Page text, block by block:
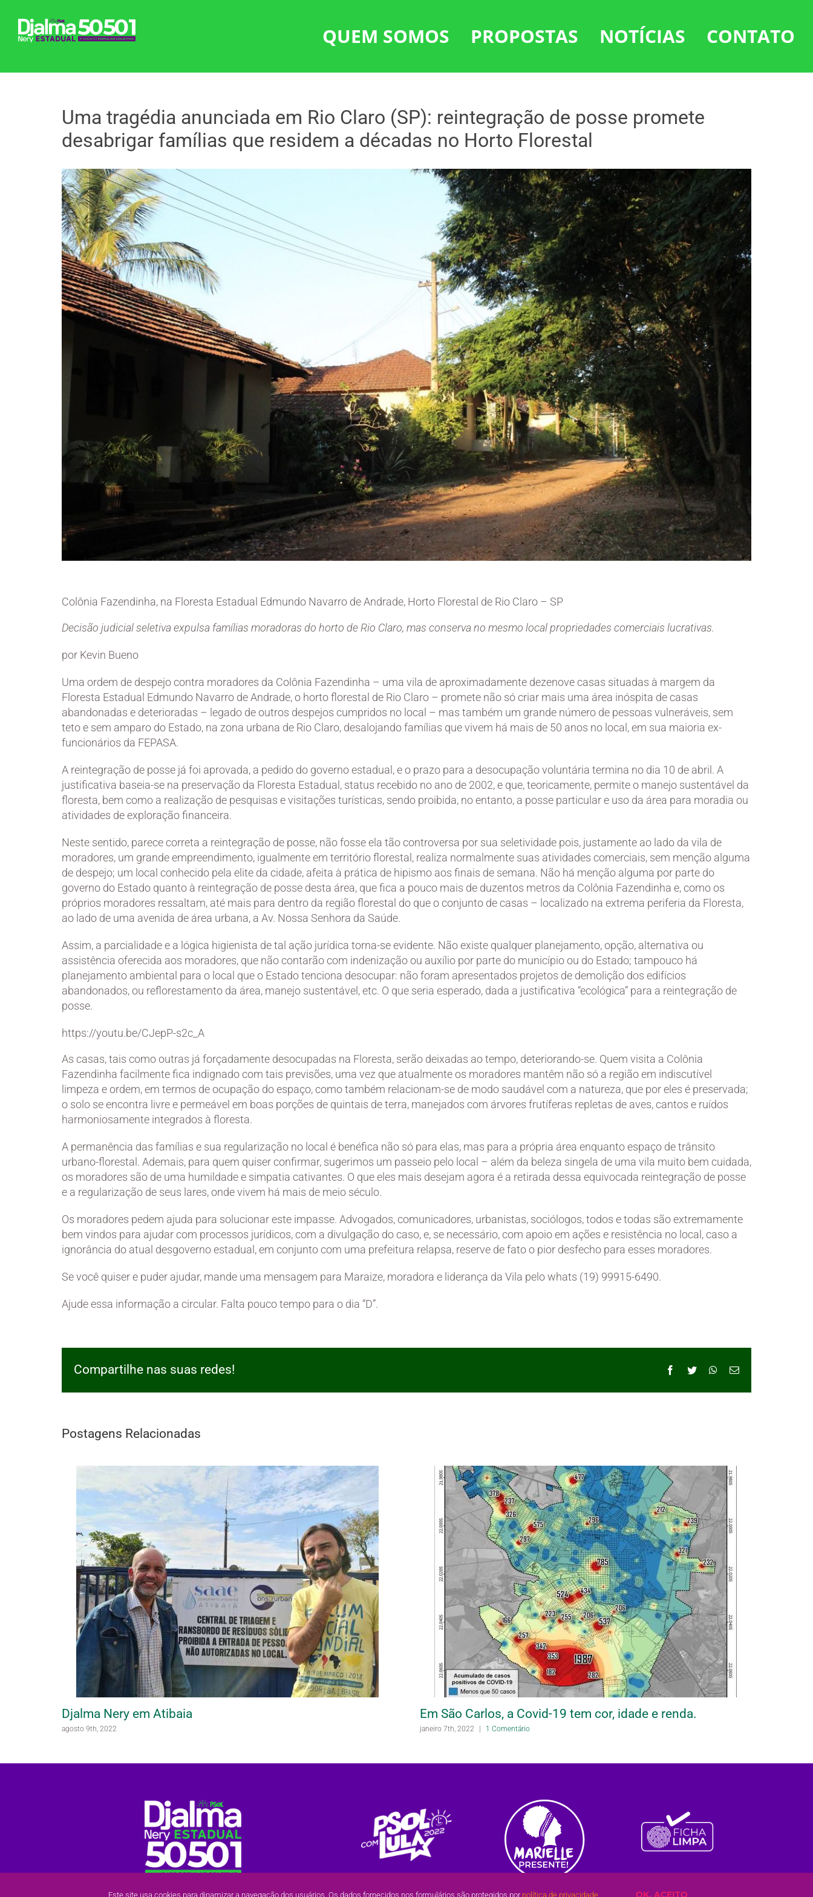
para
QUEM SOMOS PROPOSTAS NOTÍCIAS CONTATO
Uma tragédia anunciada em Rio Claro (SP): reintegração de posse promete
desabrigar famílias que residem a décadas no Horto Florestal
View
Larger
Image
Colônia Fazendinha, na Floresta Estadual Edmundo Navarro de Andrade, Horto Florestal de Rio Claro – SP
Decisão judicial seletiva expulsa famílias moradoras do horto de Rio Claro, mas conserva no mesmo local propriedades comerciais lucrativas.
por Kevin Bueno
Uma ordem de despejo contra moradores da Colônia Fazendinha – uma vila de aproximadamente dezenove casas situadas à margem da
Floresta Estadual Edmundo Navarro de Andrade, o horto florestal de Rio Claro – promete não só criar mais uma área inóspita de casas
abandonadas e deterioradas – legado de outros despejos cumpridos no local – mas também um grande número de pessoas vulneráveis, sem
teto e sem amparo do Estado, na zona urbana de Rio Claro, desalojando famílias que vivem há mais de 50 anos no local, em sua maioria ex-
funcionários da FEPASA.
A reintegração de posse já foi aprovada, a pedido do governo estadual, e o prazo para a desocupação voluntária termina no dia 10 de abril. A
justificativa baseia-se na preservação da Floresta Estadual, status recebido no ano de 2002, e que, teoricamente, permite o manejo sustentável da
floresta, bem como a realização de pesquisas e visitações turísticas, sendo proibida, no entanto, a posse particular e uso da área para moradia ou
atividades de exploração financeira.
Neste sentido, parece correta a reintegração de posse, não fosse ela tão controversa por sua seletividade pois, justamente ao lado da vila de
moradores, um grande empreendimento, igualmente em território florestal, realiza normalmente suas atividades comerciais, sem menção alguma
de despejo; um local conhecido pela elite da cidade, afeita à prática de hipismo aos finais de semana. Não há menção alguma por parte do
governo do Estado quanto à reintegração de posse desta área, que fica a pouco mais de duzentos metros da Colônia Fazendinha e, como os
próprios moradores ressaltam, até mais para dentro da região florestal do que o conjunto de casas – localizado na extrema periferia da Floresta,
ao lado de uma avenida de área urbana, a Av. Nossa Senhora da Saúde.
Assim, a parcialidade e a lógica higienista de tal ação jurídica torna-se evidente. Não existe qualquer planejamento, opção, alternativa ou
assistência oferecida aos moradores, que não contarão com indenização ou auxílio por parte do município ou do Estado; tampouco há
planejamento ambiental para o local que o Estado tenciona desocupar: não foram apresentados projetos de demolição dos edifícios
abandonados, ou reflorestamento da área, manejo sustentável, etc. O que seria esperado, dada a justificativa “ecológica” para a reintegração de
posse.
https://youtu.be/CJepP-s2c_A
As casas, tais como outras já forçadamente desocupadas na Floresta, serão deixadas ao tempo, deteriorando-se. Quem visita a Colônia
Fazendinha facilmente fica indignado com tais previsões, uma vez que atualmente os moradores mantêm não só a região em indiscutível
limpeza e ordem, em termos de ocupação do espaço, como também relacionam-se de modo saudável com a natureza, que por eles é preservada;
o solo se encontra livre e permeável em boas porções de quintais de terra, manejados com árvores frutíferas repletas de aves, cantos e ruídos
harmoniosamente integrados à floresta.
A permanência das famílias e sua regularização no local é benéfica não só para elas, mas para a própria área enquanto espaço de trânsito
urbano-florestal. Ademais, para quem quiser confirmar, sugerimos um passeio pelo local – além da beleza singela de uma vila muito bem cuidada,
os moradores são de uma humildade e simpatia cativantes. O que eles mais desejam agora é a retirada dessa equivocada reintegração de posse
e a regularização de seus lares, onde vivem há mais de meio século.
Os moradores pedem ajuda para solucionar este impasse. Advogados, comunicadores, urbanistas, sociólogos, todos e todas são extremamente
bem vindos para ajudar com processos jurídicos, com a divulgação do caso, e, se necessário, com apoio em ações e resistência no local, caso a
ignorância do atual desgoverno estadual, em conjunto com uma prefeitura relapsa, reserve de fato o pior desfecho para esses moradores.
Se você quiser e puder ajudar, mande uma mensagem para Maraize, moradora e liderança da Vila pelo whats (19) 99915-6490.
Ajude essa informação a circular. Falta pouco tempo para o dia “D”.
Compartilhe nas suas redes! Facebook
TwitterWhatsApp
E-
Postagens Relacionadas
Djalma Nery em Atibaia
agosto 9th, 2022
Em São Carlos, a Covid-19 tem cor, idade e renda.
janeiro 7th, 2022 | 1 Comentário
Este site usa cookies para dinamizar a navegação dos usuários. Os dados fornecidos nos formulários são protegidos por política de privacidade. OK, ACEITO